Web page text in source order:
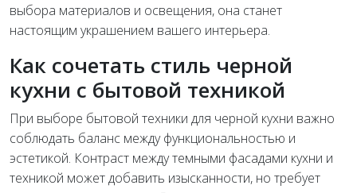
выбора материалов и освещения, она станет
настоящим украшением вашего интерьера.
Как сочетать стиль черной
кухни с бытовой техникой
При выборе бытовой техники для черной кухни важно
соблюдать баланс между функциональностью и
эстетикой. Контраст между темными фасадами кухни и
техникой может добавить изысканности, но требует